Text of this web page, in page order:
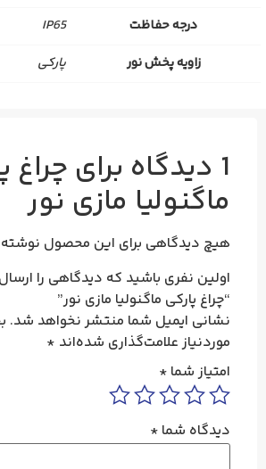
درجه حفاظت
IP65
زاویه پخش نور
پارکی
1 دیدگاه برای چراغ
ماگنولیا مازی‌ نور
هیچ دیدگاهی برای این محصول
اولین نفری باشید که دیدگاهی را
“چراغ پارکی ماگنولیا مازی‌ نور”
نشانی ایمیل شما منتشر نخواهد شد.
موردنیاز علامت‌گذاری شده‌اند *
امتیاز شما *
دیدگاه شما *